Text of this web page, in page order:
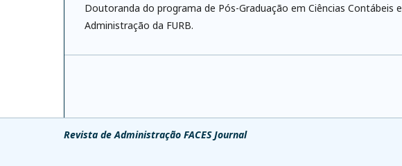
Doutoranda do programa de Pós-Graduação em Ciências Contábeis e
Administração da FURB.
Revista de Administração FACES Journal